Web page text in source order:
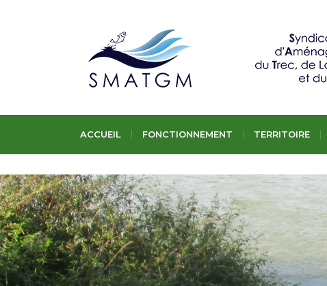
ACCUEIL FONCTIONNEMENT TERRITOIRE